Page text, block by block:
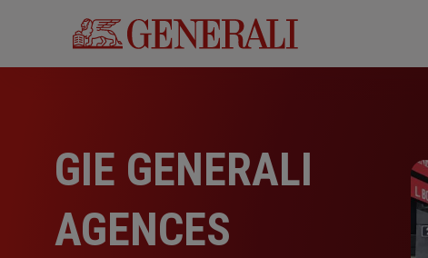
GIE GENERALI
AGENCES